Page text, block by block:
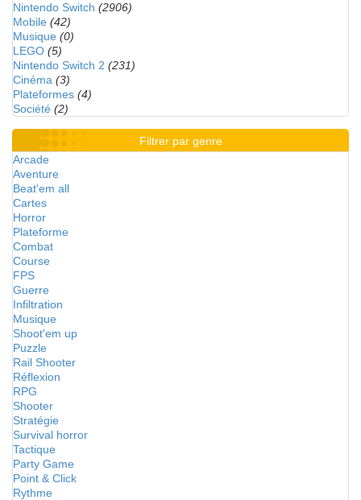
Nintendo Switch (2906)
Mobile (42)
Musique (0)
LEGO (5)
Nintendo Switch 2 (231)
Cinéma (3)
Plateformes (4)
Société (2)
Filtrer par genre
Arcade
Aventure
Beat'em all
Cartes
Horror
Plateforme
Combat
Course
FPS
Guerre
Infiltration
Musique
Shoot'em up
Puzzle
Rail Shooter
Réflexion
RPG
Shooter
Stratégie
Survival horror
Tactique
Party Game
Point & Click
Rythme